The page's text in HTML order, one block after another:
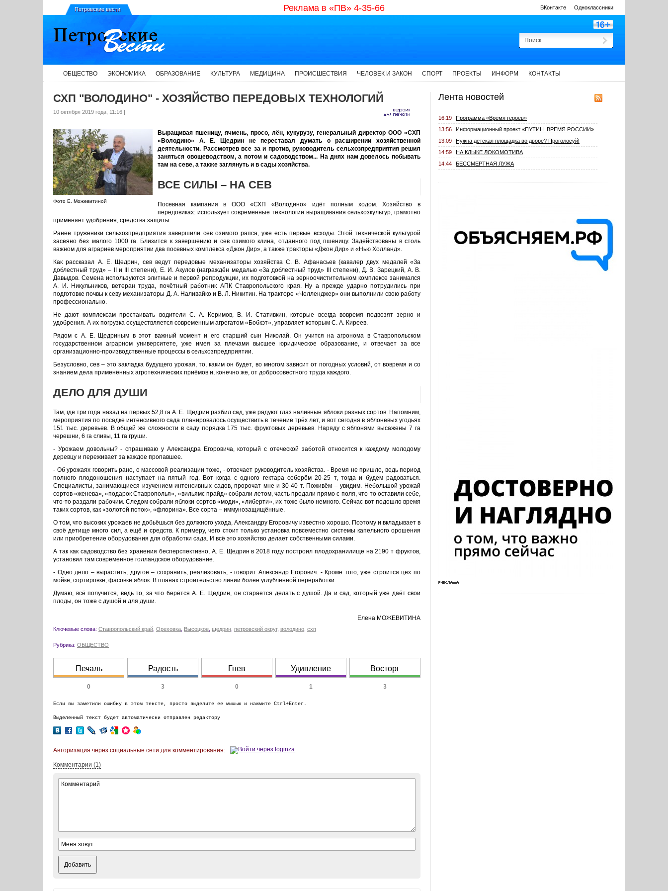
Петровские вести Реклама в «ПВ» 4-35-66 ВКонтакте Одноклассники
ОБЩЕСТВО ЭКОНОМИКА ОБРАЗОВАНИЕ КУЛЬТУРА МЕДИЦИНА ПРОИСШЕСТВИЯ ЧЕЛОВЕК И ЗАКОН СПОРТ ПРОЕКТЫ ИНФОРМ КОНТАКТЫ
СХП "ВОЛОДИНО" - ХОЗЯЙСТВО ПЕРЕДОВЫХ ТЕХНОЛОГИЙ
10 октября 2019 года, 11:16 |
Фото Е. Можевитиной
Выращивая пшеницу, ячмень, просо, лён, кукурузу, генеральный директор ООО «СХП
«Володино» А. Е. Щедрин не переставал думать о расширении хозяйственной
деятельности. Рассмотрев все за и против, руководитель сельхозпредприятия решил
заняться овощеводством, а потом и садоводством... На днях нам довелось побывать
там на севе, а также заглянуть и в сады хозяйства.
ВСЕ СИЛЫ – НА СЕВ
Посевная кампания в ООО «СХП «Володино»
идёт полным ходом. Хозяйство в
передовиках: использует современные технологии выращивания сельхозкультур, грамотно
применяет удобрения, средства защиты.
Ранее труженики сельхозпредприятия завершили сев озимого рапса, уже есть первые всходы. Этой технической культурой
засеяно без малого 1000 га. Близится к завершению и сев озимого клина, отданного под пшеницу. Задействованы в столь
важном для аграриев мероприятии два посевных комплекса «Джон Дир», а также тракторы «Джон Дир» и «Нью Холланд».
Как рассказал А. Е. Щедрин, сев ведут передовые механизаторы хозяйства С. В. Афанасьев (кавалер двух медалей «За
доблестный труд» – II и III степени), Е. И. Акулов (награждён медалью «За доблестный труд» III степени), Д. В. Зарецкий, А. В.
Давыдов. Семена используются элитные и первой репродукции, их подготовкой на зерноочистительном комплексе занимался
А. И. Никульников, ветеран труда, почётный работник АПК Ставропольского края. Ну а прежде ударно потрудились при
подготовке почвы к севу механизаторы Д. А. Наливайко и В. Л. Никитин. На тракторе «Челленджер» они выполнили свою работу
профессионально.
Не дают комплексам простаивать водители С. А. Керимов, В. И. Стативкин, которые всегда вовремя подвозят зерно и
удобрения. А их погрузка осуществляется современным агрегатом «Бобкэт», управляет которым С. А. Киреев.
Рядом с А. Е. Щедриным в этот важный момент и его старший сын Николай. Он учится на агронома в Ставропольском
государственном аграрном университете, уже имея за плечами высшее юридическое образование, и отвечает за все
организационно-производственные процессы в сельхозпредприятии.
Безусловно, сев – это закладка будущего урожая, то, каким он будет, во многом зависит от погодных условий, от вовремя и со
знанием дела применённых агротехнических приёмов и, конечно же, от добросовестного труда каждого.
ДЕЛО ДЛЯ ДУШИ
Там, где три года назад на первых 52,8 га А. Е. Щедрин разбил сад, уже радуют глаз наливные яблоки разных сортов. Напомним,
мероприятия по посадке интенсивного сада планировалось осуществить в течение трёх лет, и вот сегодня в яблоневых угодьях
151 тыс. деревьев. В общей же сложности в саду порядка 175 тыс. фруктовых деревьев. Наряду с яблонями высажены 7 га
черешни, 6 га сливы, 11 га груши.
- Урожаем довольны? - спрашиваю у Александра Егоровича, который с отеческой заботой относится к каждому молодому
деревцу и переживает за каждое пропавшее.
- Об урожаях говорить рано, о массовой реализации тоже, - отвечает руководитель хозяйства. - Время не пришло, ведь период
полного плодоношения наступает на пятый год. Вот когда с одного гектара соберём 20-25 т, тогда и будем радоваться.
Специалисты, занимающиеся изучением интенсивных садов, пророчат мне и 30-40 т. Поживём – увидим. Небольшой урожай
сортов «женева», «подарок Ставрополья», «вильямс прайд» собрали летом, часть продали прямо с поля, что-то оставили себе,
что-то раздали рабочим. Следом собрали яблоки сортов «моди», «либерти», их тоже было немного. Сейчас вот подошло время
таких сортов, как «золотой поток», «флорина». Все сорта – иммунозащищённые.
О том, что высоких урожаев не добьёшься без должного ухода, Александру Егоровичу известно хорошо. Поэтому и вкладывает в
своё детище много сил, а ещё и средств. К примеру, чего стоит только установка повсеместно системы капельного орошения
или приобретение оборудования для обработки сада. И всё это хозяйство делает собственными силами.
А так как садоводство без хранения бесперспективно, А. Е. Щедрин в 2018 году построил плодохранилище на 2190 т фруктов,
установил там современное голландское оборудование.
- Одно дело – вырастить, другое – сохранить, реализовать, - говорит Александр Егорович. - Кроме того, уже строится цех по
мойке, сортировке, фасовке яблок. В планах строительство линии более углубленной переработки.
Думаю, всё получится, ведь то, за что берётся А. Е. Щедрин, он старается делать с душой. Да и сад, который уже даёт свои
плоды, он тоже с душой и для души.
Елена МОЖЕВИТИНА
Ключевые слова: Ставропольский край Ореховка Высоцкое щедрин петровский округ, володино схп
Рубрика: ОБЩЕСТВО
Печаль
0
Радость
3
Гнев
0
Удивление
1
Восторг
3
Если вы заметили ошибку в этом тексте, просто выделите ее мышью и нажмите Ctrl+Enter.
Выделенный текст будет автоматически отправлен редактору
Авторизация через социальные сети для комментирования:
Комментарии (1)
Добавить
Лента новостей
16:19
Программа «Время героев»
13:56
Информационный проект «ПУТИН. ВРЕМЯ РОССИИ»
13:09
Нужна детская площадка во дворе? Проголосуй!
14:59
НА КЛЫКЕ ЛОКОМОТИВА
14:44
БЕССМЕРТНАЯ ЛУЖА